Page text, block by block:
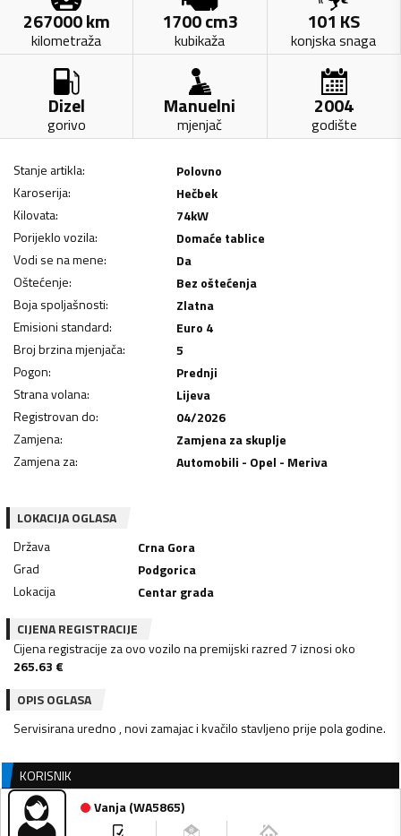
267000km
kilometraža
1700cm3
kubikaža
101 KS
konjska snaga
Dizel
gorivo
Manuelni
mjenjač
2004
godište
Stanje artikla:
Polovno
Karoserija:
Hečbek
Kilovata: 74kW
Porijeklo vozila:
Domaće tablice
Vodi se na mene:
Da
Oštećenje:
Bez oštećenja
Boja spoljašnosti:
Zlatna
Emisioni standard:
Euro 4
Broj brzina mjenjača:
5
Pogon:
Prednji
Strana volana:
Lijeva
Registrovan do:
04/2026
Zamjena:
Zamjena za skuplje
Zamjena za: Automobili - Opel - Meriva
LOKACIJA OGLASA
Država
Crna Gora
Grad
Podgorica
Lokacija
Centar grada
CIJENA REGISTRACIJE
Cijena registracije za ovo vozilo na premijski razred 7 iznosi oko
265.63 €
OPIS OGLASA
Servisirana uredno , novi zamajac i kvačilo stavljeno prije pola godine.
KORISNIK
Vanja(WA5865)